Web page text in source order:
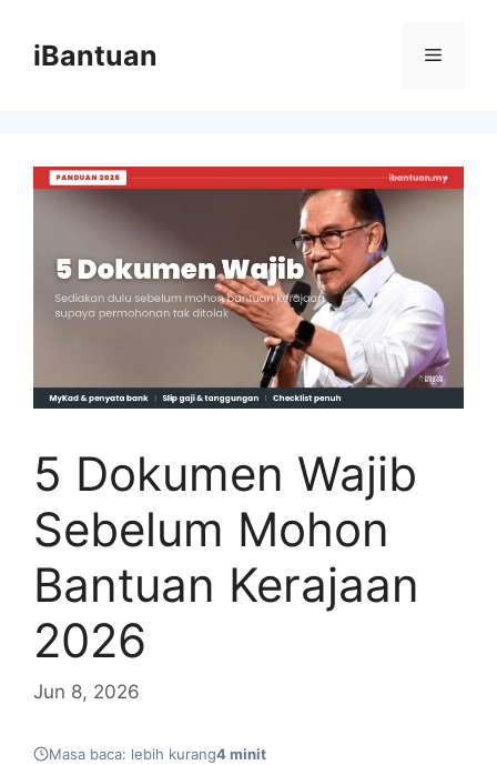
contentiBantuan Menu
5 Dokumen Wajib
Sebelum Mohon
Bantuan Kerajaan
2026
Jun 8, 2026
Masa baca: lebih kurang4 minit